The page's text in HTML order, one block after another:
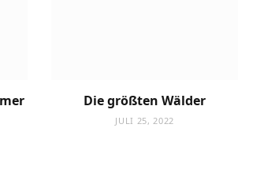
Die größten Wälder
JULI 25, 2022